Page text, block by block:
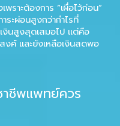
พราะต้องการ “เผื่อไว้ก่อน”
ะผ่อนสูงกว่ากำไรที่
งินสูงสุดเสมอไป แต่คือ
งค์ และยังเหลือเงินสดพอ
าชีพแพทย์ควร